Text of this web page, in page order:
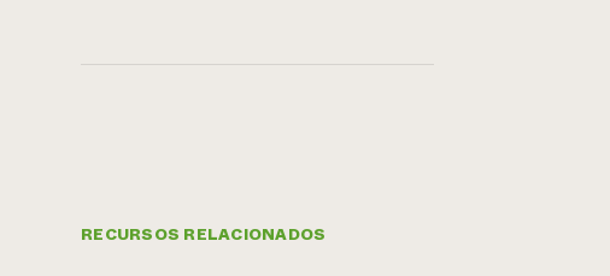
RECURSOS RELACIONADOS